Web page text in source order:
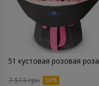
51 кустовая розовая роза
7 513 грн